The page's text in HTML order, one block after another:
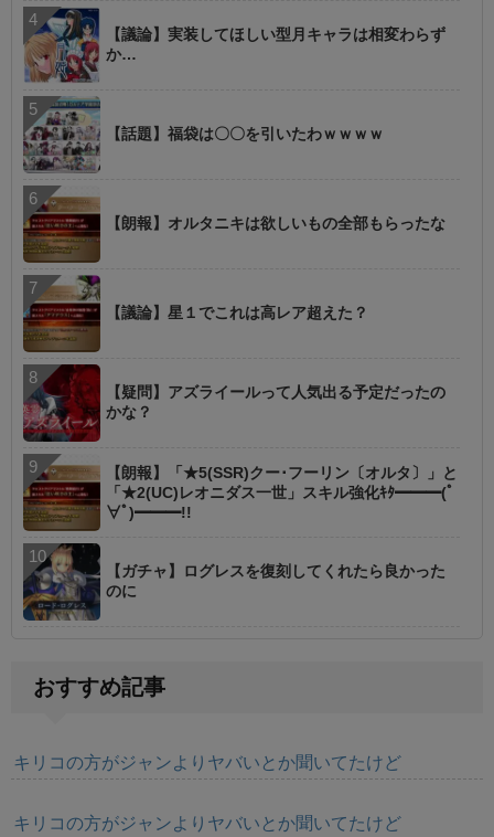
【議論】実装してほしい型月キャラは相変わらず
か…
【話題】福袋は〇〇を引いたわｗｗｗｗ
【朗報】オルタニキは欲しいもの全部もらったな
【議論】星１でこれは高レア超えた？
【疑問】アズライールって人気出る予定だったの
かな？
【朗報】「★5(SSR)クー･フーリン〔オルタ〕」と
「★2(UC)レオニダス一世」スキル強化ｷﾀ━━━(ﾟ
∀ﾟ)━━━!!
【ガチャ】ログレスを復刻してくれたら良かった
のに
おすすめ記事
キリコの方がジャンよりヤバいとか聞いてたけど
キリコの方がジャンよりヤバいとか聞いてたけど